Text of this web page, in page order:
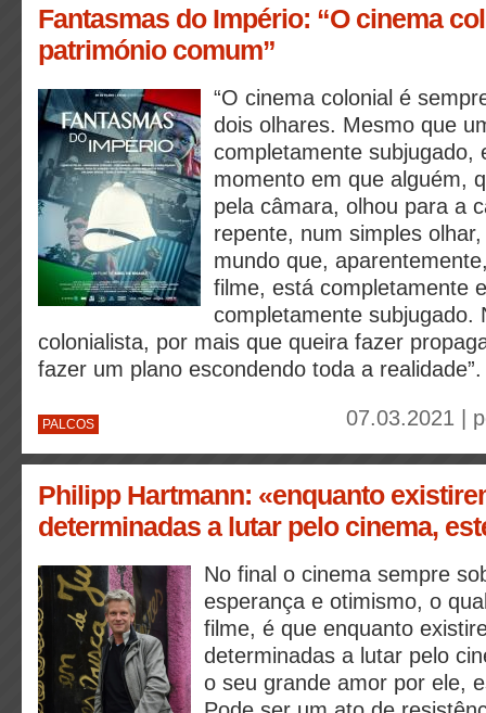
Fantasmas do Império: “O cinema
património comum”
“O cinema colonial é
dois olhares. Mesmo que
completamente subjugado,
momento em que alguém,
pela câmara, olhou para a
repente, num simples
mundo que,
filme, está completamente
completamente subjugado.
colonialista, por mais que queira fazer
fazer um plano escondendo toda a realidade”.
PALCOS 07.03.2021 |
Philipp Hartmann: «enquanto
determinadas a lutar pelo cinema,
No final o cinema sempre
esperança e otimismo, o
filme, é que enquanto
determinadas a lutar pelo
o seu grande amor por ele,